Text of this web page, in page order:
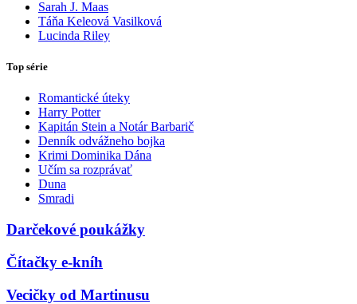
Sarah J. Maas
Táňa Keleová Vasilková
Lucinda Riley
Top série
Romantické úteky
Harry Potter
Kapitán Stein a Notár Barbarič
Denník odvážneho bojka
Krimi Dominika Dána
Učím sa rozprávať
Duna
Smradi
Darčekové poukážky
Čítačky e-kníh
Vecičky od Martinusu